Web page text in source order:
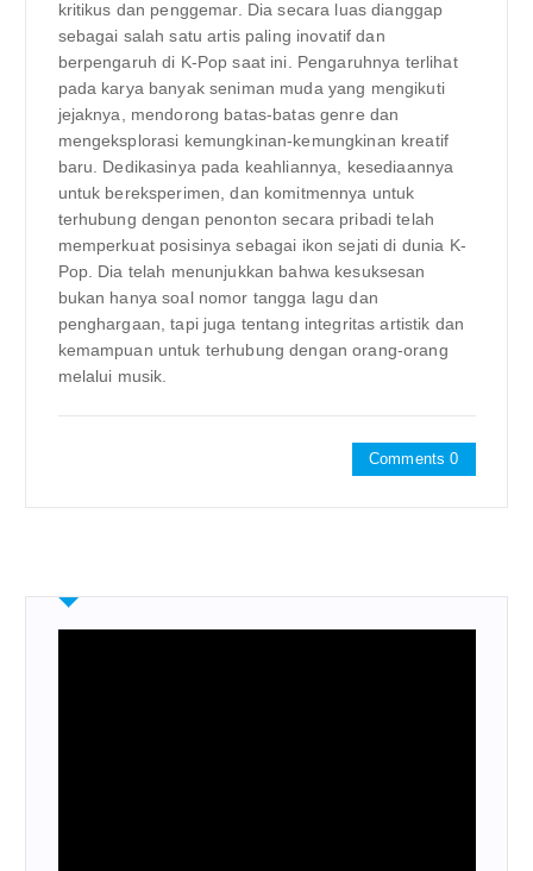
kritikus dan penggemar. Dia secara luas dianggap
sebagai salah satu artis paling inovatif dan
berpengaruh di K-Pop saat ini. Pengaruhnya terlihat
pada karya banyak seniman muda yang mengikuti
jejaknya, mendorong batas-batas genre dan
mengeksplorasi kemungkinan-kemungkinan kreatif
baru. Dedikasinya pada keahliannya, kesediaannya
untuk bereksperimen, dan komitmennya untuk
terhubung dengan penonton secara pribadi telah
memperkuat posisinya sebagai ikon sejati di dunia K-
Pop. Dia telah menunjukkan bahwa kesuksesan
bukan hanya soal nomor tangga lagu dan
penghargaan, tapi juga tentang integritas artistik dan
kemampuan untuk terhubung dengan orang-orang
melalui musik.
Comments 0